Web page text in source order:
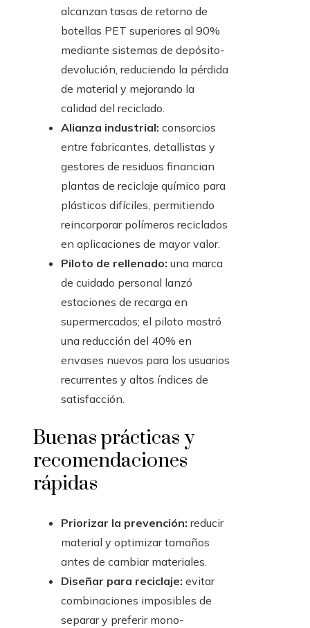
alcanzan tasas de retorno de
botellas PET superiores al 90%
mediante sistemas de depósito-
devolución, reduciendo la pérdida
de material y mejorando la
calidad del reciclado.
Alianza industrial: consorcios
entre fabricantes, detallistas y
gestores de residuos financian
plantas de reciclaje químico para
plásticos difíciles, permitiendo
reincorporar polímeros reciclados
en aplicaciones de mayor valor.
Piloto de rellenado: una marca
de cuidado personal lanzó
estaciones de recarga en
supermercados; el piloto mostró
una reducción del 40% en
envases nuevos para los usuarios
recurrentes y altos índices de
satisfacción.
Buenas prácticas y
recomendaciones
rápidas
Priorizar la prevención: reducir
material y optimizar tamaños
antes de cambiar materiales.
Diseñar para reciclaje: evitar
combinaciones imposibles de
separar y preferir mono-